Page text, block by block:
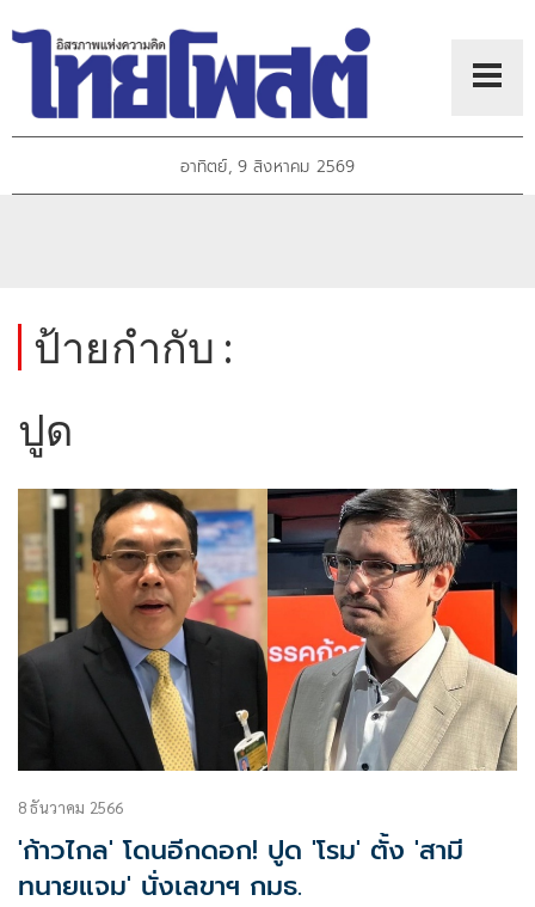
อาทิตย์, 9 สิงหาคม 2569
ป้ายกำกับ :
ปูด
8 ธันวาคม 2566
'ก้าวไกล' โดนอีกดอก! ปูด 'โรม' ตั้ง 'สามี
ทนายแจม' นั่งเลขาฯ กมธ.